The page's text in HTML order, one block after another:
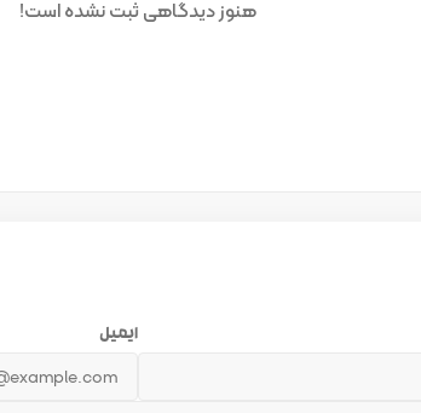
هنوز دیدگاهی ثبت نشده است!
ایمیل